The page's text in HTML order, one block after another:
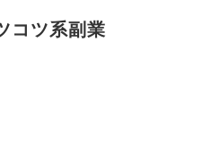
コツ系副業